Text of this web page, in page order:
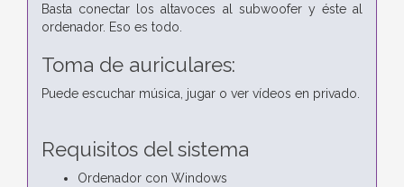
Basta conectar los altavoces al subwoofer y éste al
ordenador. Eso es todo.
Toma de auriculares:
Puede escuchar música, jugar o ver vídeos en privado.
Requisitos del sistema
Ordenador con Windows